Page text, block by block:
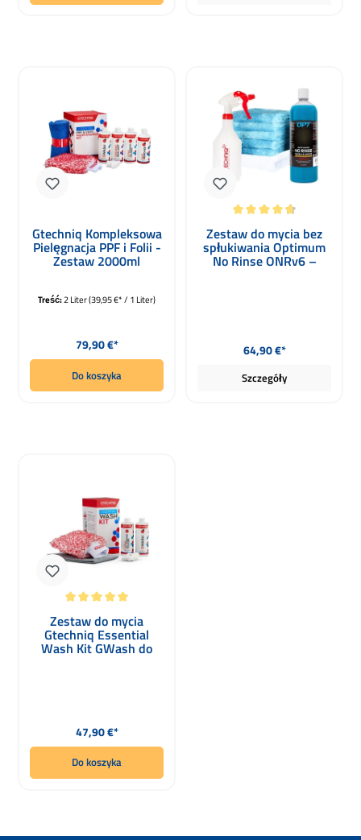
Gtechniq Kompleksowa
Pielęgnacja PPF i Folii -
Zestaw 2000ml
Treść:2 Liter(39,95 €* / 1 Liter)
Cena regularna:
79,90 €*
Do koszyka
Średnia ocena 4.82 z 5 gwiazdek
Zestaw do mycia bez
spłukiwania Optimum
No Rinse ONRv6 –
Cena regularna:
64,90 €*
Szczegóły
Zestaw do mycia
Gtechniq Essential
Wash Kit GWash do
Cena regularna:
47,90 €*
Do koszyka